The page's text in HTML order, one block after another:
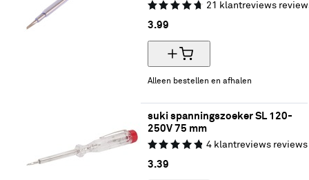
21
klantreviews
3.99
Alleen bestellen en afhalen
suki spanningszoeker SL 120-
250V 75 mm
4 klantreviews reviews
3.39